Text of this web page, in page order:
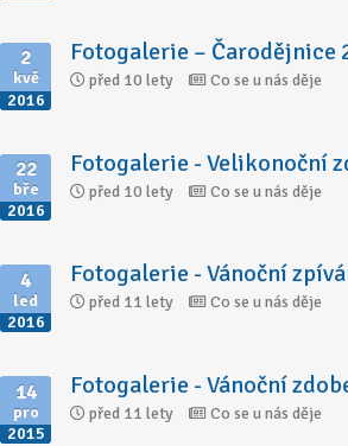
2
kvě
2016
Fotogalerie – Čarodějnice
před 10 lety Co se u nás děje
22
bře
2016
Fotogalerie - Velikonoční
před 10 lety Co se u nás děje
4
led
2016
Fotogalerie - Vánoční
před 11 lety Co se u nás děje
14
pro
2015
Fotogalerie - Vánoční
před 11 lety Co se u nás děje